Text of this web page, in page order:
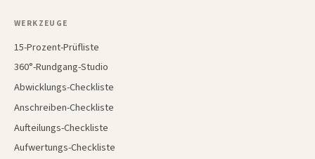
WERKZEUGE
15-Prozent-Prüfliste
360°-Rundgang-Studio
Abwicklungs-Checkliste
Anschreiben-Checkliste
Aufteilungs-Checkliste
Aufwertungs-Checkliste